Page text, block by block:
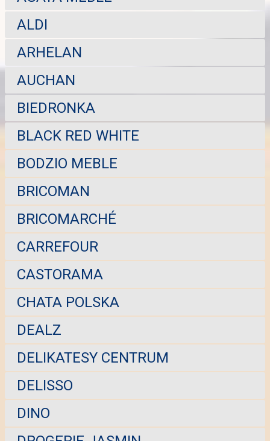
ALDI
ARHELAN
AUCHAN
BIEDRONKA
BLACK RED WHITE
BODZIO MEBLE
BRICOMAN
BRICOMARCHÉ
CARREFOUR
CASTORAMA
CHATA POLSKA
DEALZ
DELIKATESY CENTRUM
DELISSO
DINO